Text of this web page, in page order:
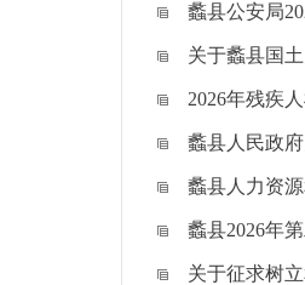
蠡县公安局
关于蠡县国
2026年残疾
蠡县人民政
蠡县人力资
蠡县2026年
关于征求树